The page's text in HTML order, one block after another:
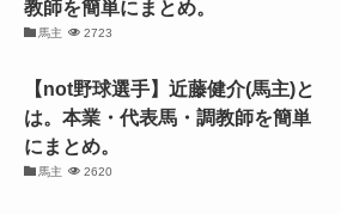
教師を簡単にまとめ。
馬主 2723
【not野球選手】近藤健介(馬主)と
は。本業・代表馬・調教師を簡単
にまとめ。
馬主 2620